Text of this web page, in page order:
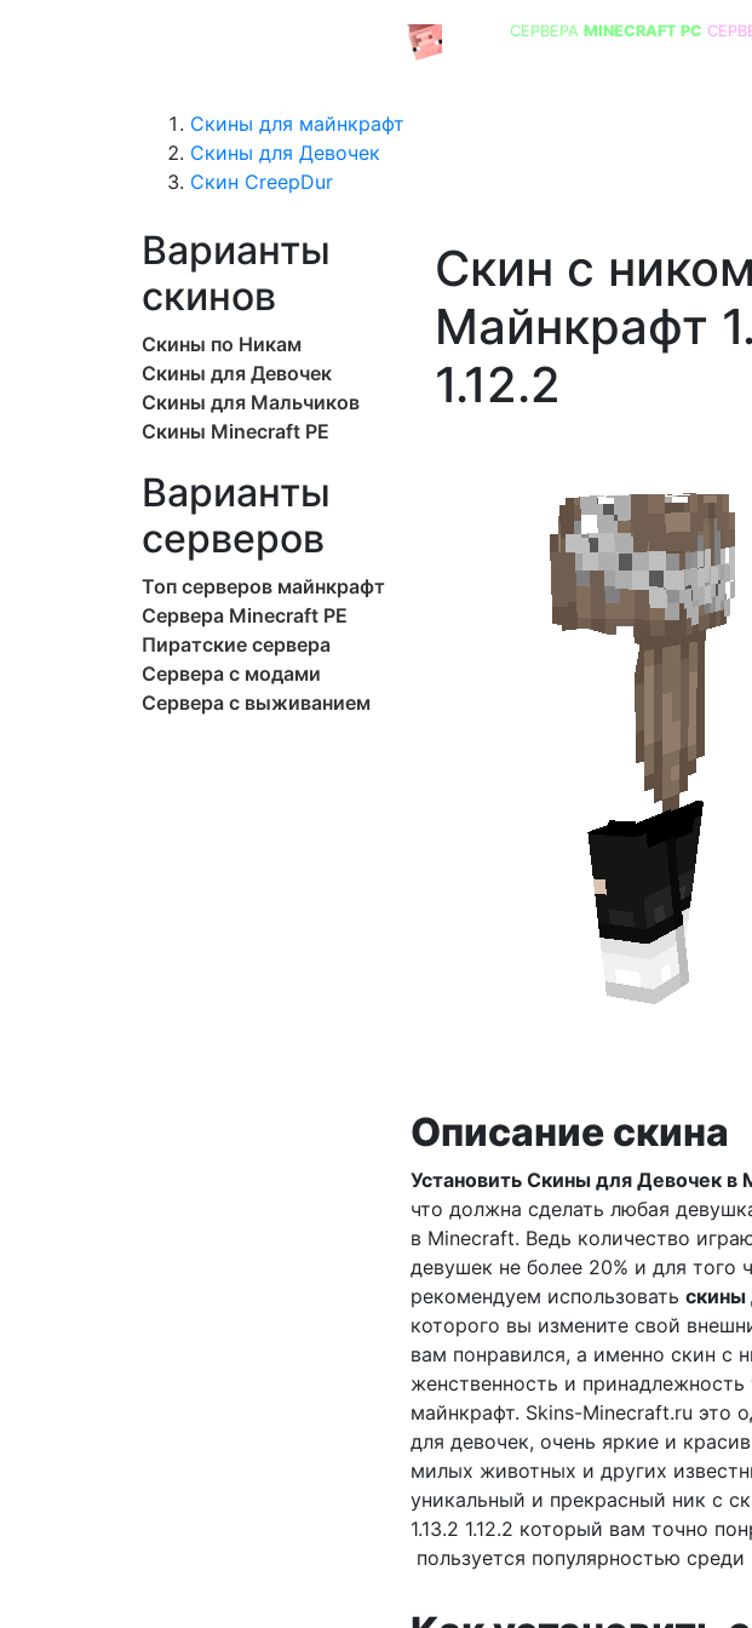
СЕРВЕРА MINECRAFT PC
Скины для майнкрафт
Скины для Девочек
Скин CreepDur
Варианты
скинов
Скины по Никам
Скины для Девочек
Скины для Мальчиков
Скины Minecraft PE
Варианты
серверов
Топ серверов майнкрафт
Сервера Minecraft PE
Пиратские сервера
Сервера с модами
Сервера с выживанием
Скин с
Майнкрафт
1.12.2
Описание скина
Установить Скины для Девочек в
что должна сделать любая
в Minecraft. Ведь количество
девушек не более 20% и для
рекомендуем использовать скины
которого вы измените свой
вам понравился, а именно скин с
женственность и
майнкрафт. Skins-Minecraft.ru это
для девочек, очень яркие и
милых животных и других
уникальный и прекрасный ник с
1.13.2 1.12.2 который вам точно
пользуется популярностью среди